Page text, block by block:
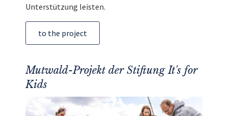
Unterstützung leisten.
to the project
Mutwald-Projekt der Stiftung It's for
Kids